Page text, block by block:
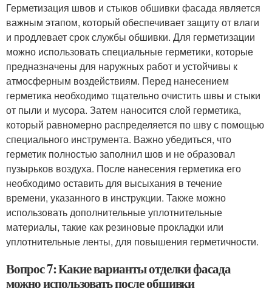
Герметизация швов и стыков обшивки фасада является
важным этапом, который обеспечивает защиту от влаги
и продлевает срок службы обшивки. Для герметизации
можно использовать специальные герметики, которые
предназначены для наружных работ и устойчивы к
атмосферным воздействиям. Перед нанесением
герметика необходимо тщательно очистить швы и стыки
от пыли и мусора. Затем наносится слой герметика,
который равномерно распределяется по шву с помощью
специального инструмента. Важно убедиться, что
герметик полностью заполнил шов и не образовал
пузырьков воздуха. После нанесения герметика его
необходимо оставить для высыхания в течение
времени, указанного в инструкции. Также можно
использовать дополнительные уплотнительные
материалы, такие как резиновые прокладки или
уплотнительные ленты, для повышения герметичности.
Вопрос 7: Какие варианты отделки фасада
можно использовать после обшивки